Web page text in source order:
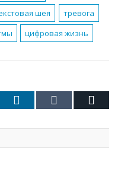
шея
тревога
цифровая жизнь
LinkedIn Tumblr